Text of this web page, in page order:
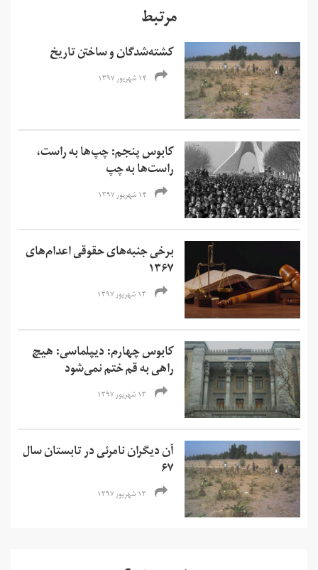
مرتبط
کشته‌شدگان و ساختن تاریخ
۱۴ شهریور ۱۳۹۷
کابوس پنجم: چپ‌ها به راست،
راست‌ها به چپ
۱۴ شهریور ۱۳۹۷
برخی جنبه‌های حقوقی اعدام‌های
۱۳۶۷
۱۳ شهریور ۱۳۹۷
کابوس چهارم: دیپلماسی: هیچ
راهی به قم ختم نمی‌شود
۱۳ شهریور ۱۳۹۷
آن دیگران نامرئی در تابستان سال
۶۷
۱۳ شهریور ۱۳۹۷